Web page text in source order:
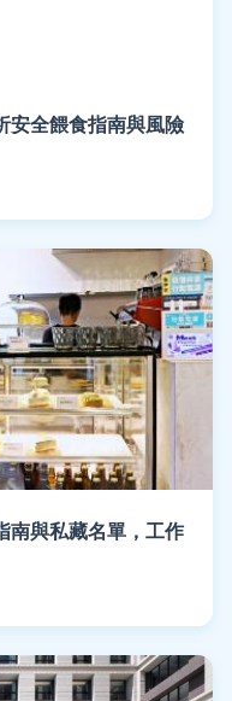
安全餵食指南與風險
南與私藏名單，工作